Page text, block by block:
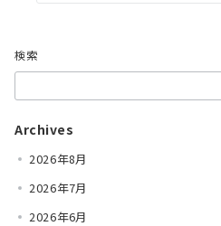
検索
Archives
2026年8月
2026年7月
2026年6月